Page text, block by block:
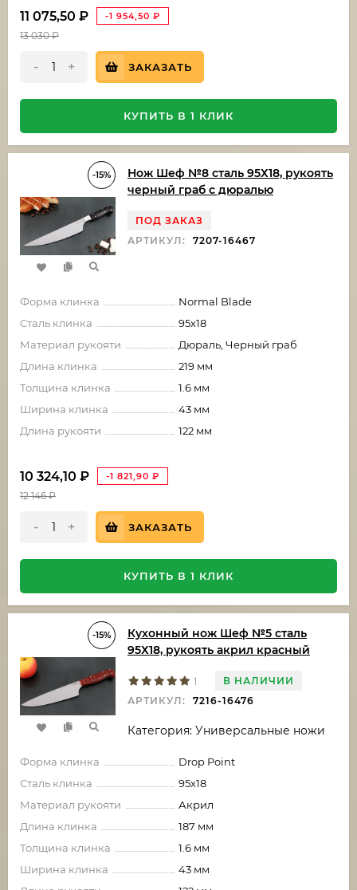
11 075,50 ₽ -1 954,50 ₽
13 030₽
- + ЗАКАЗАТЬ
КУПИТЬ В 1 КЛИК
-15%
Нож Шеф №8 сталь 95Х18, рукоять
черный граб с дюралью
ПОД ЗАКАЗ
АРТИКУЛ:
7207-16467
Форма клинка
Normal Blade
Сталь клинка
95х18
Материал рукояти
Дюраль, Черный граб
Длина клинка
219 мм
Толщина клинка
1.6 мм
Ширина клинка
43 мм
Длина рукояти
122 мм
10 324,10 ₽ -1 821,90 ₽
12 146₽
- + ЗАКАЗАТЬ
КУПИТЬ В 1 КЛИК
-15%
Кухонный нож Шеф №5 сталь
95Х18, рукоять акрил красный
1
В НАЛИЧИИ
АРТИКУЛ:
7216-16476
Категория: Универсальные ножи
Форма клинка
Drop Point
Сталь клинка
95х18
Материал рукояти
Акрил
Длина клинка
187 мм
Толщина клинка
1.6 мм
Ширина клинка
43 мм